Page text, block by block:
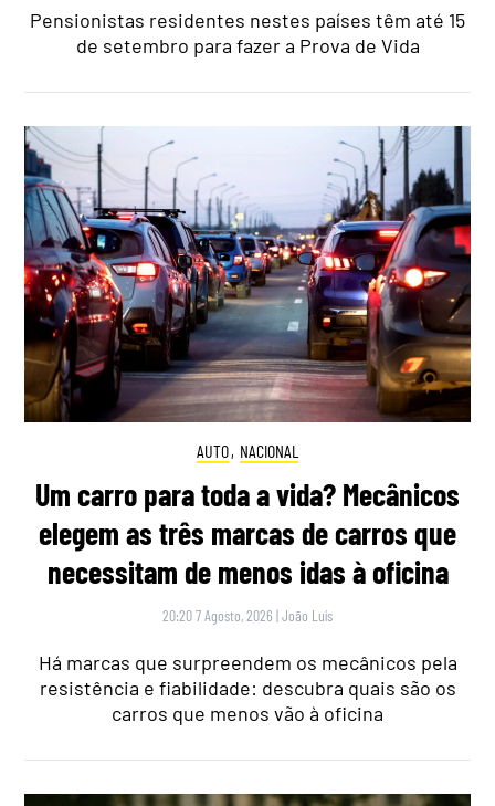
Pensionistas residentes nestes países têm até 15
de setembro para fazer a Prova de Vida
AUTO, NACIONAL
Um carro para toda a vida? Mecânicos
elegem as três marcas de carros que
necessitam de menos idas à oficina
20:20 7 Agosto, 2026 |João Luís
Há marcas que surpreendem os mecânicos pela
resistência e fiabilidade: descubra quais são os
carros que menos vão à oficina